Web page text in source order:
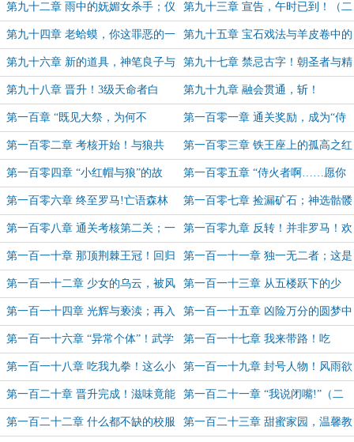
（5k） 着头皮成长的（5.6k）
第九十二章 雨中的妩媚女杀手；仪
式岂是如此不便之物（三合一）
第九十三章 宣告，午时已到！（二
合一）
第九十四章 老蛤蟆，你这罪恶的一
生…到此为止！
第九十五章 宝石戏法与羊皮卷中的
神秘途径
第九十六章 新的道具，神笔良子与
墟界深层
第九十七章 禁忌古字！朝圣者与精
英考核！（二合一）
第九十八章 晋升！3级天命者白
舟！（中秋快乐！）
第九十九章 融会贯通，斩！
第一百章 “既见大祭，为何不
拜？”（二合一）
第一百零一章 通关奖励，成为“侍
火者”？（二合一）
第一百零二章 考核开始！与狼共
舞！（二合一）
第一百零三章 铁王座上的孤高之红
第一百零四章 “小红帽与狼”的故
事；继承者（二合一）
第一百零五章 “侍火者啊……愿你
加冕为王！”（二合一）
第一百零六章 终至罗马!亡语森林
与幽绿矿洞（二合一）
第一百零七章 捡漏矿石；神选骷髅
王（二合一）
第一百零八章 通关考核第二关；一
个异常惊悚的发现（二合一）
第一百零九章 反转！并非罗马！欢
迎来到……【诛罗纪】！
第一百一十章 那顶荆棘王冠！回归
现世！（二合一）
第一百一十一章 独一无二者；这是
我家！（6k）
第一百一十二章 少女的乌云，被风
风火火的悍匪洞开（6k）
第一百一十三章 从五楼跃下的少
年；他就要在人前登场（二合一）
第一百一十四章 光辉与亵渎；再入
倒影墟界！（二合一）
第一百一十五章 凶险万分的圆梦中
学和如鱼得水的舟学长（5k）
第一百一十六章 “异常个体”！武学
弟和舟学长（6.5k）
第一百一十七章 我来带路！吃
掉“四大天王”的野望（5k）
第一百一十八章 吃我九拳！这么小
声还想制霸校园？（二合一）
第一百一十九章 封号人物！风雨欲
来与晋升开始！（二合一）
第一百二十章 晋升完成！滋味竟能
如此美妙？
第一百二十一章 “我说闭嘴!”（二
合一）
第一百二十二章 什么都不缺的校服 第一百二十三章 甜蜜家园，温馨教